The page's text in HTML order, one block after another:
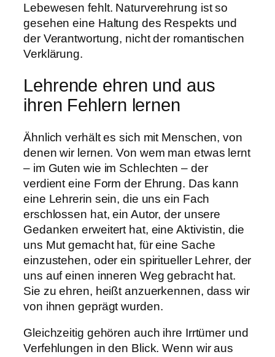
Lebewesen fehlt. Naturverehrung ist so
gesehen eine Haltung des Respekts und
der Verantwortung, nicht der romantischen
Verklärung.
Lehrende ehren und aus
ihren Fehlern lernen
Ähnlich verhält es sich mit Menschen, von
denen wir lernen. Von wem man etwas lernt
– im Guten wie im Schlechten – der
verdient eine Form der Ehrung. Das kann
eine Lehrerin sein, die uns ein Fach
erschlossen hat, ein Autor, der unsere
Gedanken erweitert hat, eine Aktivistin, die
uns Mut gemacht hat, für eine Sache
einzustehen, oder ein spiritueller Lehrer, der
uns auf einen inneren Weg gebracht hat.
Sie zu ehren, heißt anzuerkennen, dass wir
von ihnen geprägt wurden.
Gleichzeitig gehören auch ihre Irrtümer und
Verfehlungen in den Blick. Wenn wir aus